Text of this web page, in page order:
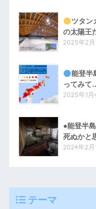
ツタン
の太陽王
2025年2
能登半
ってみて
2025年1月
●能登半
死ぬかと
2024年2月
テーマ